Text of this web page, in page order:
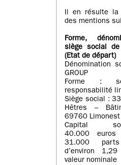
Il en résulte la
des mentions
Forme,
siège social
(Etatde départ)
Dénomination
GROUP
Forme :
responsabilité
Siège social :
Hêtres –
69760 Limonest
Capital
40.000
31.000
d’environ
valeur nominale